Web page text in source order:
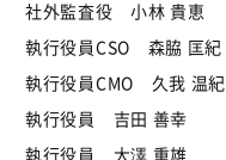
社外監査役 小林 貴恵
執行役員CSO 森脇 匡紀
執行役員CMO 久我 温紀
執行役員 吉田 善幸
執行役員 大澤 重雄